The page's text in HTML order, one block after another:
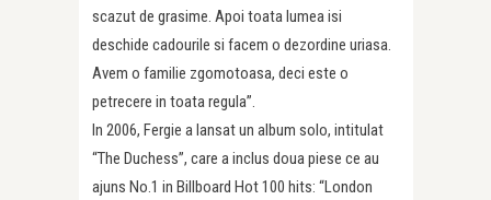
scazut de grasime. Apoi toata lumea isi
deschide cadourile si facem o dezordine uriasa.
Avem o familie zgomotoasa, deci este o
petrecere in toata regula”.
In 2006, Fergie a lansat un album solo, intitulat
“The Duchess”, care a inclus doua piese ce au
ajuns No.1 in Billboard Hot 100 hits: “London